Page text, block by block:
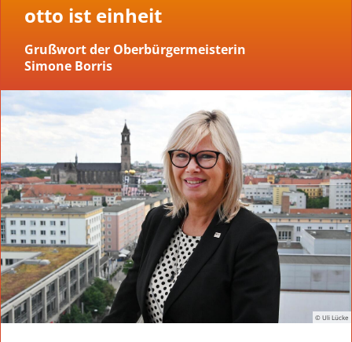
otto ist einheit
Grußwort der Oberbürgermeisterin
Simone Borris
© Uli Lücke